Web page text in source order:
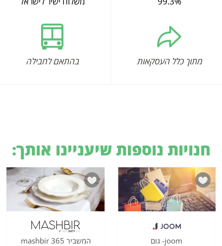
מתוך כלל העסקאות בהתאם לחבילה
חנויות נוספות שיעניינו אותך:
joom- גום המשביר 365 mashbir